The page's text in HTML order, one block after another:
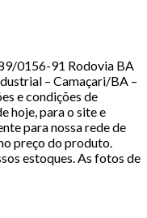
0156-91 Rodovia BA
– Camaçari/BA –
e condições de
hoje, para o site e
para nossa rede de
preço do produto.
estoques. As fotos de